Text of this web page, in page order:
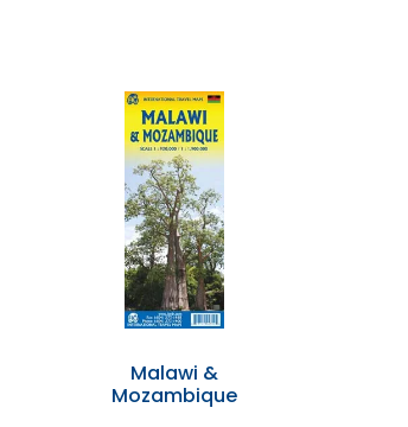
Malawi &
Mozambique